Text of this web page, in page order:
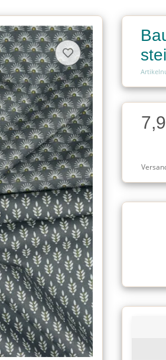
Charge
Charge